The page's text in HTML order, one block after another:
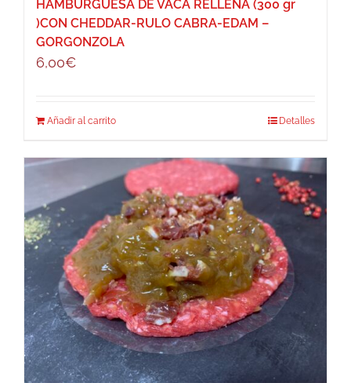
HAMBURGUESA DE VACA RELLENA (300 gr
)CON CHEDDAR-RULO CABRA-EDAM –
GORGONZOLA
6,00€
Añadir al carrito Detalles